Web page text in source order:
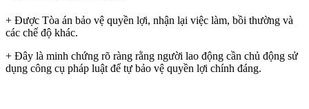
+ Được Tòa án bảo vệ quyền lợi, nhận lại việc làm, bồi thường và
các chế độ khác.
+ Đây là minh chứng rõ ràng rằng người lao động cần chủ động sử
dụng công cụ pháp luật để tự bảo vệ quyền lợi chính đáng.